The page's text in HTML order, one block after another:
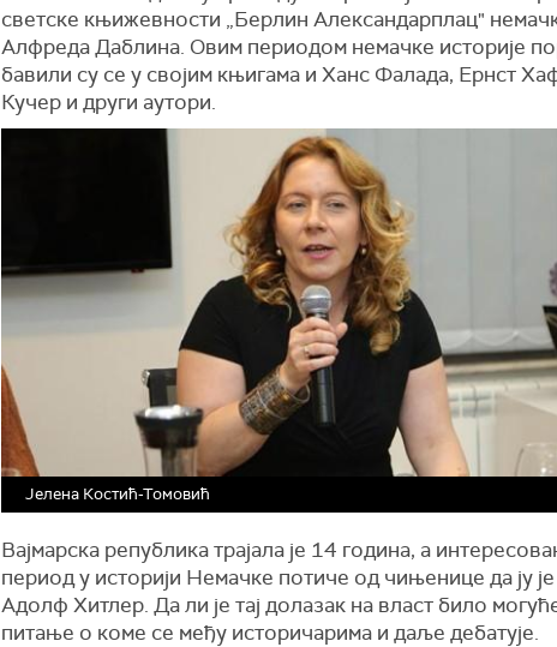
светске књижевности „Берлин Александарплац"
Алфреда Даблина. Овим периодом немачке историје
бавили су се у својим књигама и Ханс Фалада, Ернст
Кучер и други аутори.
Јелена Костић-Томовић
Вајмарска република трајала је 14 година, а
период у историји Немачке потиче од чињенице да ју
Адолф Хитлер. Да ли је тај долазак на власт било
питање о коме се међу историчарима и даље дебатује.